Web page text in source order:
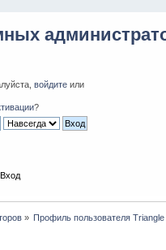
войдите или
?
Вход
» Профиль пользователя Triangle